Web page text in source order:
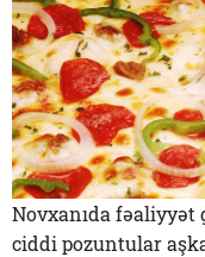
Novxanıda
ciddi pozuntular